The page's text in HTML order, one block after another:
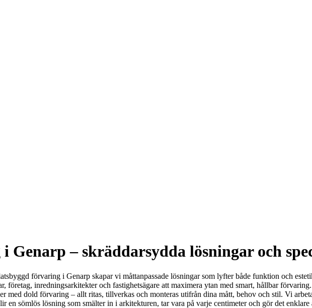
Genarp – skräddarsydda lösningar och
förvaring i Genarp skapar vi måttanpassade lösningar som lyfter både funktion och
företag, inredningsarkitekter och fastighetsägare att maximera ytan med smart, hållbar
med dold förvaring – allt ritas, tillverkas och monteras utifrån dina mått, behov och stil. Vi
en sömlös lösning som smälter in i arkitekturen, tar vara på varje centimeter och gör det